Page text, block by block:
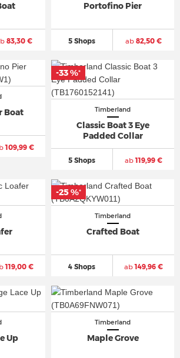
83,30 €
Portofino Pier
5 Shops ab82,50 €
Boat
109,99 €
Timberland
Classic Boat 3 Eye
Padded Collar
5 Shops ab119,99 €
-33 %*
119,00 €
Timberland
Crafted Boat
4 Shops ab149,96 €
-25 %*
Up
Timberland
Maple Grove